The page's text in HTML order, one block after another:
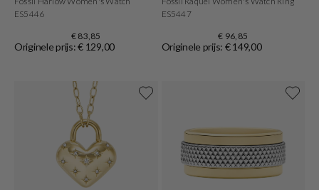
ES5446
€ 83,85
Originele prijs: € 129,00
ES5447
€ 96,85
Originele prijs: € 149,00